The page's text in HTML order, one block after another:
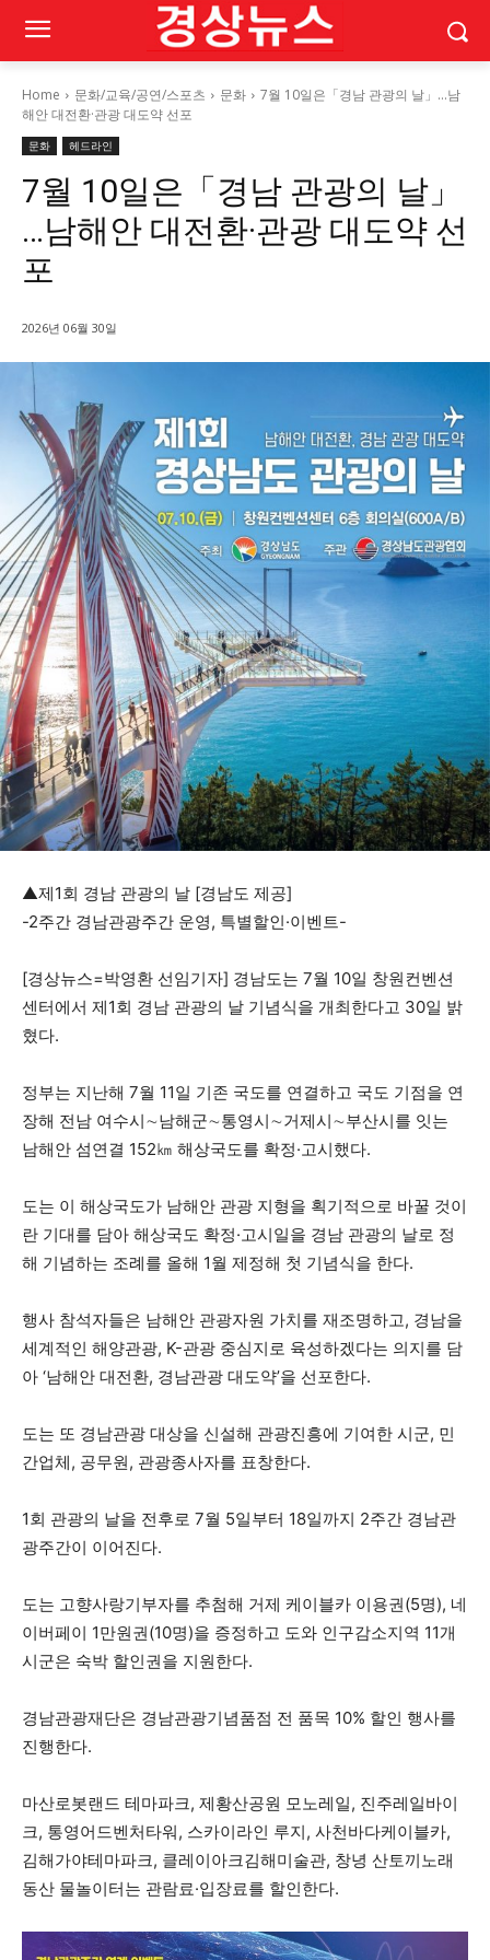
Home 문화/교육/공연/스포츠 문화
7월 10일은「경남 관광의 날」…남
해안 대전환·관광 대도약 선포
문화 헤드라인
7월 10일은「경남 관광의 날」
…남해안 대전환·관광 대도약 선
포
2026년 06월 30일
▲제1회 경남 관광의 날 [경남도 제공]
-2주간 경남관광주간 운영, 특별할인·이벤트-
[경상뉴스=박영환 선임기자] 경남도는 7월 10일 창원컨벤션
센터에서 제1회 경남 관광의 날 기념식을 개최한다고 30일 밝
혔다.
정부는 지난해 7월 11일 기존 국도를 연결하고 국도 기점을 연
장해 전남 여수시∼남해군∼통영시∼거제시∼부산시를 잇는
남해안 섬연결 152㎞ 해상국도를 확정·고시했다.
도는 이 해상국도가 남해안 관광 지형을 획기적으로 바꿀 것이
란 기대를 담아 해상국도 확정·고시일을 경남 관광의 날로 정
해 기념하는 조례를 올해 1월 제정해 첫 기념식을 한다.
행사 참석자들은 남해안 관광자원 가치를 재조명하고, 경남을
세계적인 해양관광, K-관광 중심지로 육성하겠다는 의지를 담
아 ‘남해안 대전환, 경남관광 대도약’을 선포한다.
도는 또 경남관광 대상을 신설해 관광진흥에 기여한 시군, 민
간업체, 공무원, 관광종사자를 표창한다.
1회 관광의 날을 전후로 7월 5일부터 18일까지 2주간 경남관
광주간이 이어진다.
도는 고향사랑기부자를 추첨해 거제 케이블카 이용권(5명), 네
이버페이 1만원권(10명)을 증정하고 도와 인구감소지역 11개
시군은 숙박 할인권을 지원한다.
경남관광재단은 경남관광기념품점 전 품목 10% 할인 행사를
진행한다.
마산로봇랜드 테마파크, 제황산공원 모노레일, 진주레일바이
크, 통영어드벤처타워, 스카이라인 루지, 사천바다케이블카,
김해가야테마파크, 클레이아크김해미술관, 창녕 산토끼노래
동산 물놀이터는 관람료·입장료를 할인한다.